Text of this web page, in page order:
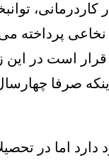
در
پرداخته
است در این
صرفا
اما در